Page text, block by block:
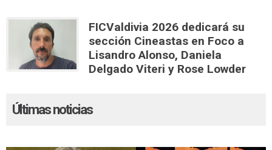
FICValdivia 2026 dedicará su
sección Cineastas en Foco a
Lisandro Alonso, Daniela
Delgado Viteri y Rose Lowder
Últimas noticias